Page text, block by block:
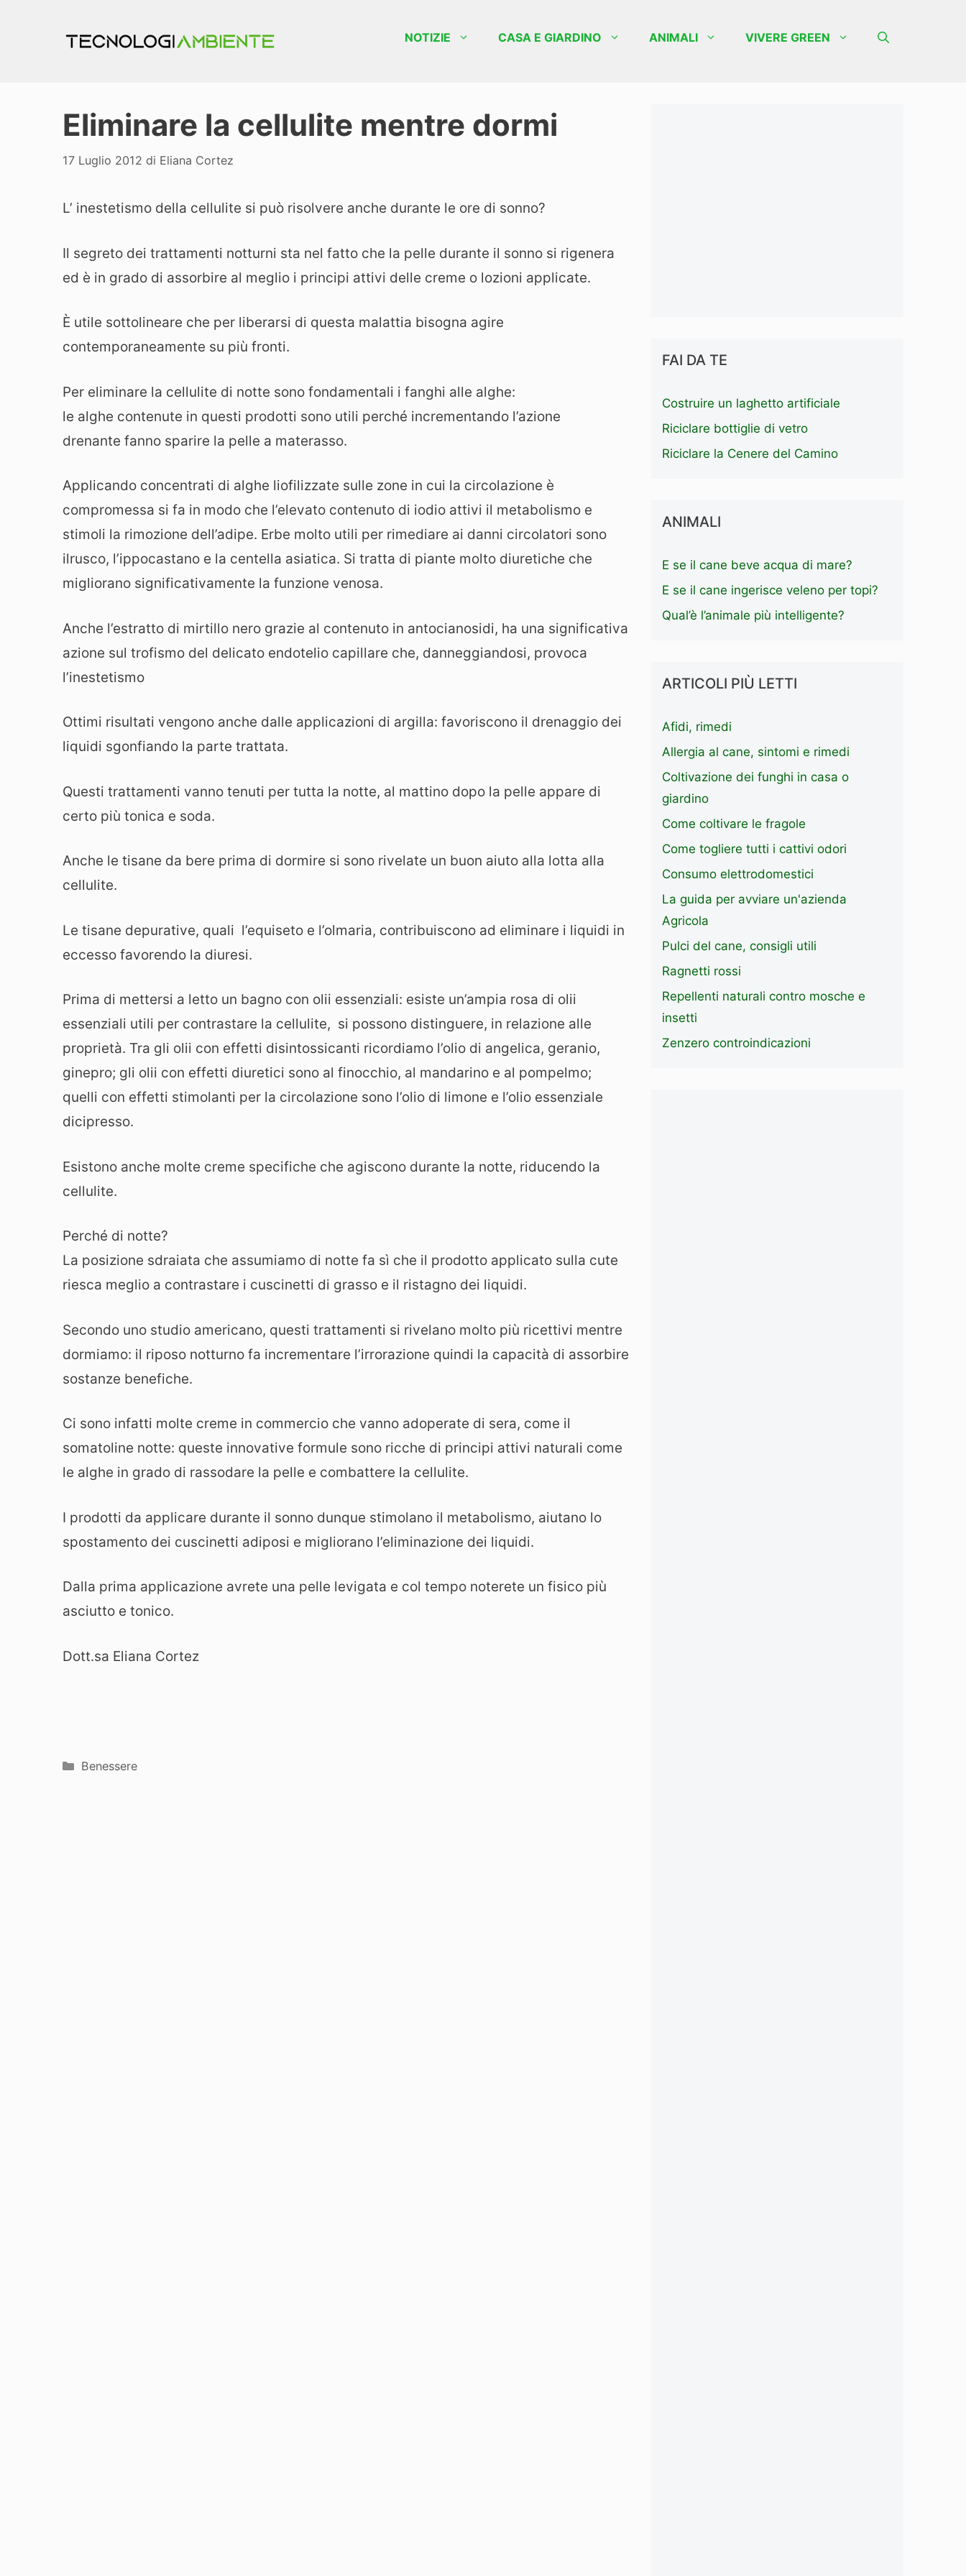
NOTIZIE CASA E GIARDINO ANIMALI VIVERE GREEN
Eliminare la cellulite mentre dormi
17 Luglio 2012 di Eliana Cortez
L’ inestetismo della cellulite si può risolvere anche durante le ore di sonno?
Il segreto dei trattamenti notturni sta nel fatto che la pelle durante il sonno si rigenera
ed è in grado di assorbire al meglio i principi attivi delle creme o lozioni applicate.
È utile sottolineare che per liberarsi di questa malattia bisogna agire
contemporaneamente su più fronti.
Per eliminare la cellulite di notte sono fondamentali i fanghi alle alghe:
le alghe contenute in questi prodotti sono utili perché incrementando l’azione
drenante fanno sparire la pelle a materasso.
Applicando concentrati di alghe liofilizzate sulle zone in cui la circolazione è
compromessa si fa in modo che l’elevato contenuto di iodio attivi il metabolismo e
stimoli la rimozione dell’adipe. Erbe molto utili per rimediare ai danni circolatori sono
ilrusco, l’ippocastano e la centella asiatica. Si tratta di piante molto diuretiche che
migliorano significativamente la funzione venosa.
Anche l’estratto di mirtillo nero grazie al contenuto in antocianosidi, ha una significativa
azione sul trofismo del delicato endotelio capillare che, danneggiandosi, provoca
l’inestetismo
Ottimi risultati vengono anche dalle applicazioni di argilla: favoriscono il drenaggio dei
liquidi sgonfiando la parte trattata.
Questi trattamenti vanno tenuti per tutta la notte, al mattino dopo la pelle appare di
certo più tonica e soda.
Anche le tisane da bere prima di dormire si sono rivelate un buon aiuto alla lotta alla
cellulite.
Le tisane depurative, quali l’equiseto e l’olmaria, contribuiscono ad eliminare i liquidi in
eccesso favorendo la diuresi.
Prima di mettersi a letto un bagno con olii essenziali: esiste un’ampia rosa di olii
essenziali utili per contrastare la cellulite, si possono distinguere, in relazione alle
proprietà. Tra gli olii con effetti disintossicanti ricordiamo l’olio di angelica, geranio,
ginepro; gli olii con effetti diuretici sono al finocchio, al mandarino e al pompelmo;
quelli con effetti stimolanti per la circolazione sono l’olio di limone e l’olio essenziale
dicipresso.
Esistono anche molte creme specifiche che agiscono durante la notte, riducendo la
cellulite.
Perché di notte?
La posizione sdraiata che assumiamo di notte fa sì che il prodotto applicato sulla cute
riesca meglio a contrastare i cuscinetti di grasso e il ristagno dei liquidi.
Secondo uno studio americano, questi trattamenti si rivelano molto più ricettivi mentre
dormiamo: il riposo notturno fa incrementare l’irrorazione quindi la capacità di assorbire
sostanze benefiche.
Ci sono infatti molte creme in commercio che vanno adoperate di sera, come il
somatoline notte: queste innovative formule sono ricche di principi attivi naturali come
le alghe in grado di rassodare la pelle e combattere la cellulite.
I prodotti da applicare durante il sonno dunque stimolano il metabolismo, aiutano lo
spostamento dei cuscinetti adiposi e migliorano l’eliminazione dei liquidi.
Dalla prima applicazione avrete una pelle levigata e col tempo noterete un fisico più
asciutto e tonico.
Dott.sa Eliana Cortez
Categorie
Benessere
FAI DA TE
Costruire un laghetto artificiale
Riciclare bottiglie di vetro
Riciclare la Cenere del Camino
ANIMALI
E se il cane beve acqua di mare?
E se il cane ingerisce veleno per topi?
Qual’è l’animale più intelligente?
ARTICOLI PIÙ LETTI
Afidi, rimedi
Allergia al cane, sintomi e rimedi
Coltivazione dei funghi in casa o
giardino
Come coltivare le fragole
Come togliere tutti i cattivi odori
Consumo elettrodomestici
La guida per avviare un'azienda
Agricola
Pulci del cane, consigli utili
Ragnetti rossi
Repellenti naturali contro mosche e
insetti
Zenzero controindicazioni